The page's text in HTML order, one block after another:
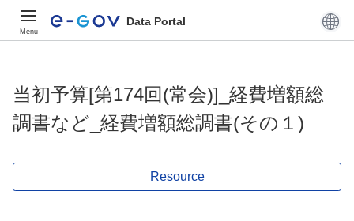
Menu
Data Portal
当初予算[第174回(常会)]_経費増額総
調書など_経費増額総調書(その１)
Resource